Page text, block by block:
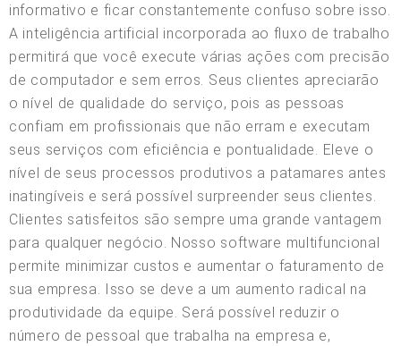
informativo e ficar constantemente confuso sobre isso.
A inteligência artificial incorporada ao fluxo de trabalho
permitirá que você execute várias ações com precisão
de computador e sem erros. Seus clientes apreciarão
o nível de qualidade do serviço, pois as pessoas
confiam em profissionais que não erram e executam
seus serviços com eficiência e pontualidade. Eleve o
nível de seus processos produtivos a patamares antes
inatingíveis e será possível surpreender seus clientes.
Clientes satisfeitos são sempre uma grande vantagem
para qualquer negócio. Nosso software multifuncional
permite minimizar custos e aumentar o faturamento de
sua empresa. Isso se deve a um aumento radical na
produtividade da equipe. Será possível reduzir o
número de pessoal que trabalha na empresa e,